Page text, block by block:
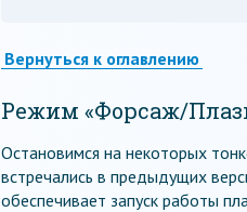
Вернуться к оглавлению
Режим «Форсаж/
Остановимся на некоторых
встречались в предыдущих
обеспечивает запуск работы